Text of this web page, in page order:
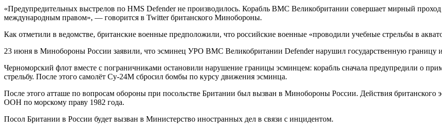
«Предупредительных выстрелов по HMS Defender не производилось. Корабль ВМС Великобритании совершает мирный
международным правом», — говорится в Twitter британского Минобороны.
Как отметили в ведомстве, британские военные предположили, что российские военные «проводили учебные стрельбы в
23 июня в Минобороны России заявили, что эсминец УРО ВМС Великобритании Defender нарушил государственную границу
Черноморский флот вместе с пограничниками остановили нарушение границы эсминцем: корабль сначала предупредили о
стрельбу. После этого самолёт Су-24М сбросил бомбы по курсу движения эсминца.
После этого атташе по вопросам обороны при посольстве Британии был вызван в Минобороны России. Действия
ООН по морскому праву 1982 года.
Посол Британии в России будет вызван в Министерство иностранных дел в связи с инцидентом.